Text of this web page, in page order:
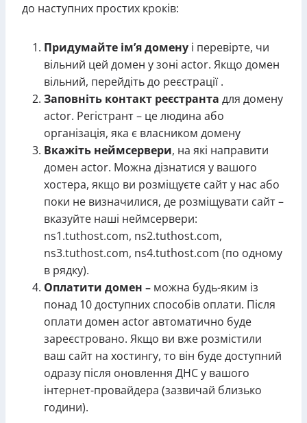
до наступних простих кроків:
Придумайте ім’я домену і перевірте, чи
вільний цей домен у зоні actor. Якщо домен
вільний, перейдіть до реєстрації .
Заповніть контакт реєстранта для домену
actor. Регістрант – це людина або
організація, яка є власником домену
Вкажіть неймсервери, на які направити
домен actor. Можна дізнатися у вашого
хостера, якщо ви розміщуєте сайт у нас або
поки не визначилися, де розміщувати сайт –
вказуйте наші неймсервери:
ns1.tuthost.com, ns2.tuthost.com,
ns3.tuthost.com, ns4.tuthost.com (по одному
в рядку).
Оплатити домен – можна будь-яким із
понад 10 доступних способів оплати. Після
оплати домен actor автоматично буде
зареєстровано. Якщо ви вже розмістили
ваш сайт на хостингу, то він буде доступний
одразу після оновлення ДНС у вашого
інтернет-провайдера (зазвичай близько
години).